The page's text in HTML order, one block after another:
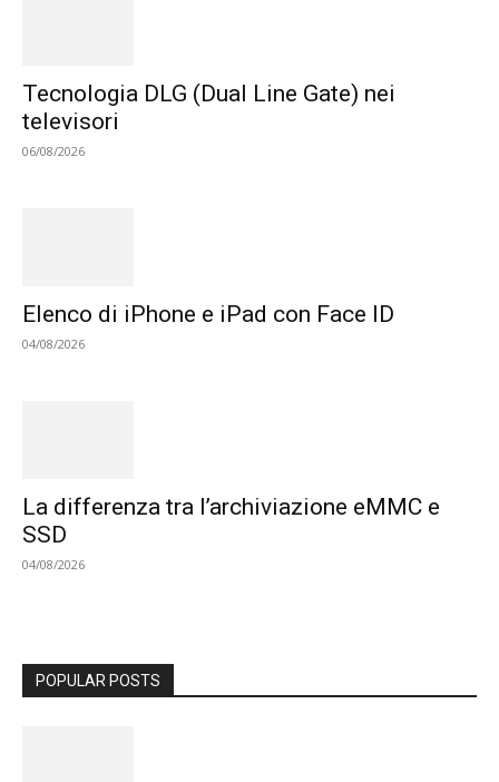
Tecnologia DLG (Dual Line Gate) nei
televisori
06/08/2026
Elenco di iPhone e iPad con Face ID
04/08/2026
La differenza tra l’archiviazione eMMC e
SSD
04/08/2026
POPULAR POSTS